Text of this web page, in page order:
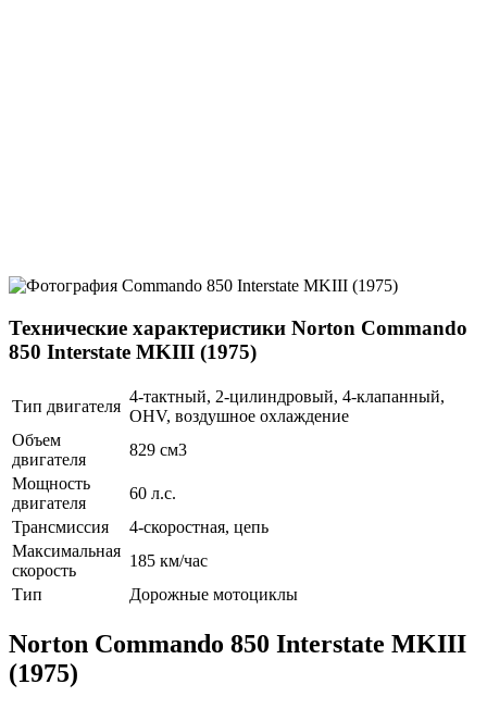
Технические характеристики Norton Commando
850 Interstate MKIII (1975)
Тип двигателя
4-тактный, 2-цилиндровый, 4-клапанный,
OHV, воздушное охлаждение
Объем
двигателя
829 см3
Мощность
двигателя
60 л.с.
Трансмиссия
4-скоростная, цепь
Максимальная
скорость
185 км/час
Тип
Дорожные мотоциклы
Norton Commando 850 Interstate MKIII
(1975)